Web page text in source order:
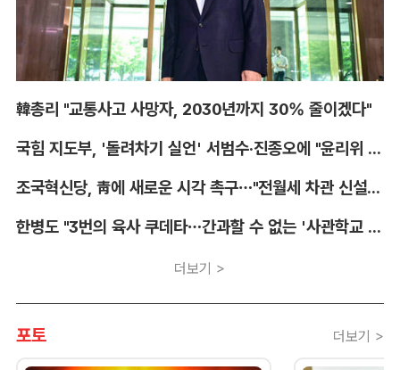
韓총리 "교통사고 사망자, 2030년까지 30% 줄이겠다"
국힘 지도부, '돌려차기 실언' 서범수·진종오에 "윤리위 엄중 조치"
조국혁신당, 靑에 새로운 시각 촉구…"전월세 차관 신설해야"
한병도 "3번의 육사 쿠데타…간과할 수 없는 '사관학교 통합' 명분"
더보기 >
포토 더보기 >